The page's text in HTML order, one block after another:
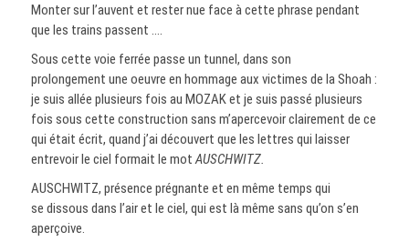
Monter sur l’auvent et rester nue face à cette phrase pendant
que les trains passent ….
Sous cette voie ferrée passe un tunnel, dans son
prolongement une oeuvre en hommage aux victimes de la Shoah :
je suis allée plusieurs fois au MOZAK et je suis passé plusieurs
fois sous cette construction sans m’apercevoir clairement de ce
qui était écrit, quand j’ai découvert que les lettres qui laisser
entrevoir le ciel formait le motAUSCHWITZ.
AUSCHWITZ, présence prégnante et en même temps qui
se dissous dans l’air et le ciel, qui est là même sans qu’on s’en
aperçoive.